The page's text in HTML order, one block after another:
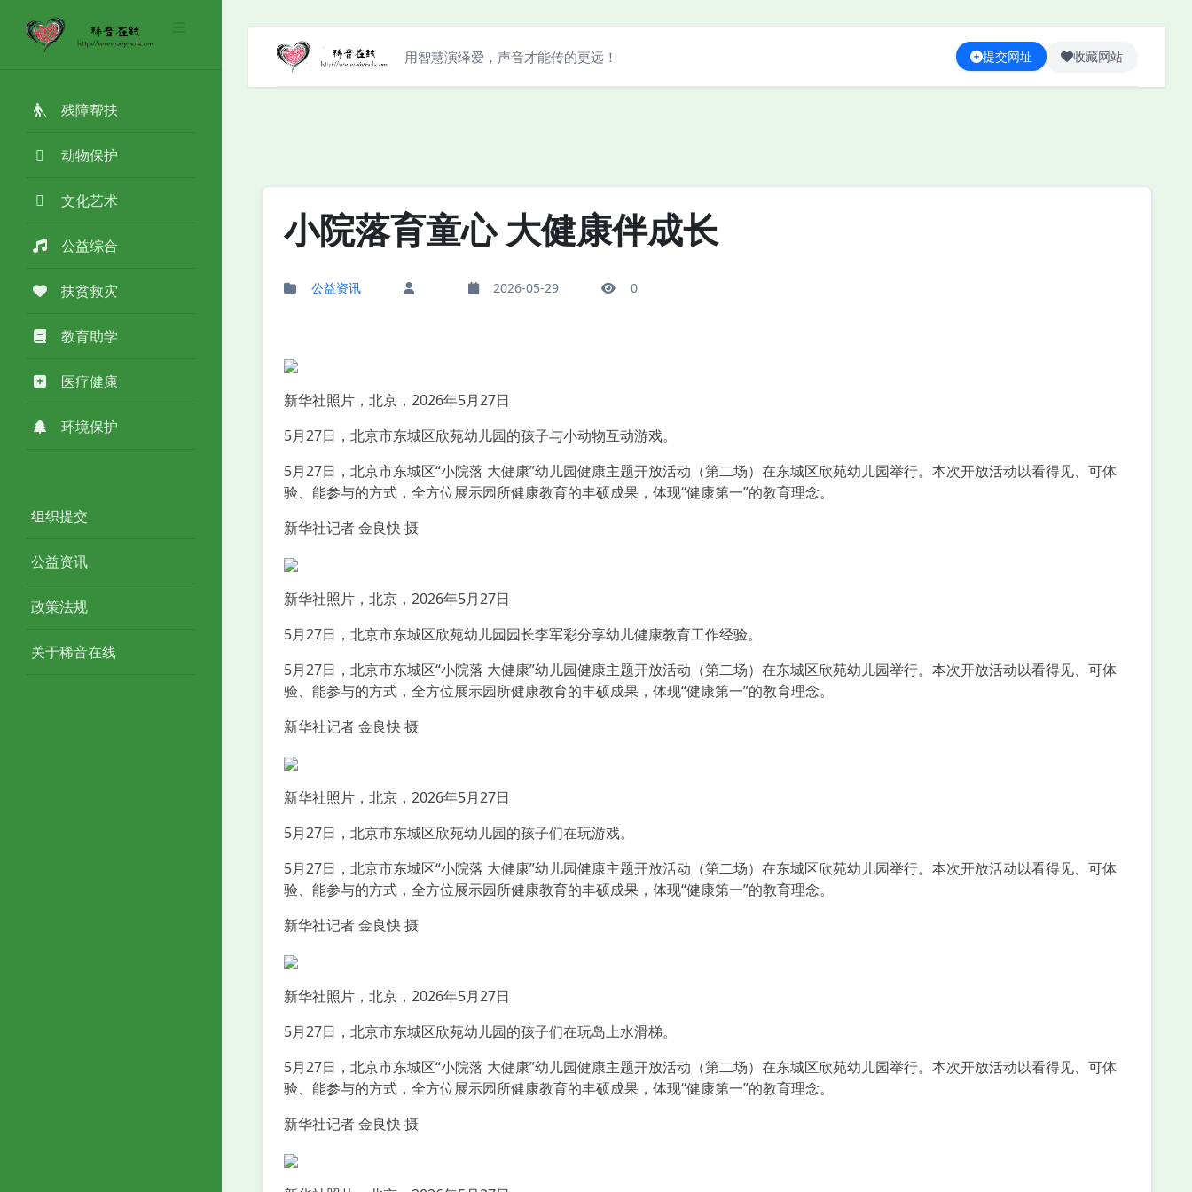
残障帮扶
动物保护
文化艺术
公益综合
扶贫救灾
教育助学
医疗健康
环境保护
组织提交
公益资讯
政策法规
关于稀音在线
用智慧演绎爱，声音才能传的更远！ 提交网址 收藏网站
小院落育童心 大健康伴成长
公益资讯 2026-05-29 0
新华社照片，北京，2026年5月27日
5月27日，北京市东城区欣苑幼儿园的孩子与小动物互动游戏。
5月27日，北京市东城区“小院落 大健康”幼儿园健康主题开放活动（第二场）在东城区欣苑幼儿园举行。本次开放活动以看得见、可体
验、能参与的方式，全方位展示园所健康教育的丰硕成果，体现“健康第一”的教育理念。
新华社记者 金良快 摄
新华社照片，北京，2026年5月27日
5月27日，北京市东城区欣苑幼儿园园长李军彩分享幼儿健康教育工作经验。
5月27日，北京市东城区“小院落 大健康”幼儿园健康主题开放活动（第二场）在东城区欣苑幼儿园举行。本次开放活动以看得见、可体
验、能参与的方式，全方位展示园所健康教育的丰硕成果，体现“健康第一”的教育理念。
新华社记者 金良快 摄
新华社照片，北京，2026年5月27日
5月27日，北京市东城区欣苑幼儿园的孩子们在玩游戏。
5月27日，北京市东城区“小院落 大健康”幼儿园健康主题开放活动（第二场）在东城区欣苑幼儿园举行。本次开放活动以看得见、可体
验、能参与的方式，全方位展示园所健康教育的丰硕成果，体现“健康第一”的教育理念。
新华社记者 金良快 摄
新华社照片，北京，2026年5月27日
5月27日，北京市东城区欣苑幼儿园的孩子们在玩岛上水滑梯。
5月27日，北京市东城区“小院落 大健康”幼儿园健康主题开放活动（第二场）在东城区欣苑幼儿园举行。本次开放活动以看得见、可体
验、能参与的方式，全方位展示园所健康教育的丰硕成果，体现“健康第一”的教育理念。
新华社记者 金良快 摄